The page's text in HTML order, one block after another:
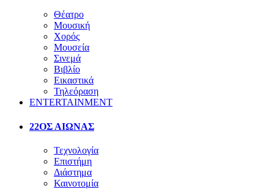
Θέατρο
Μουσική
Χορός
Μουσεία
Σινεμά
Βιβλίο
Εικαστικά
Τηλεόραση
ENTERTAINMENT
22ΟΣ ΑΙΩΝΑΣ
Τεχνολογία
Επιστήμη
Διάστημα
Καινοτομία